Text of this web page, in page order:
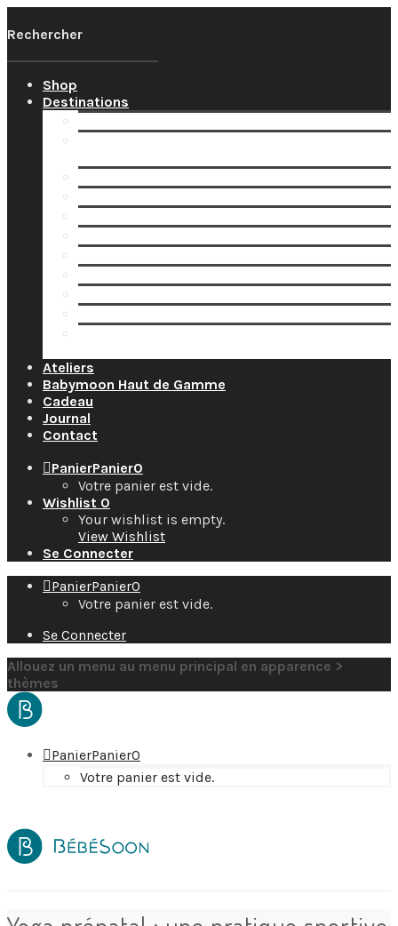
Shop
Destinations
Ateliers
Babymoon Haut de Gamme
Cadeau
Journal
Contact
PanierPanier0
Votre panier est vide.
Wishlist 0
Your wishlist is empty.
View Wishlist
Se Connecter
PanierPanier0
Votre panier est vide.
Se Connecter
Allouez un menu au menu principal en apparence >
thèmes
PanierPanier0
Votre panier est vide.